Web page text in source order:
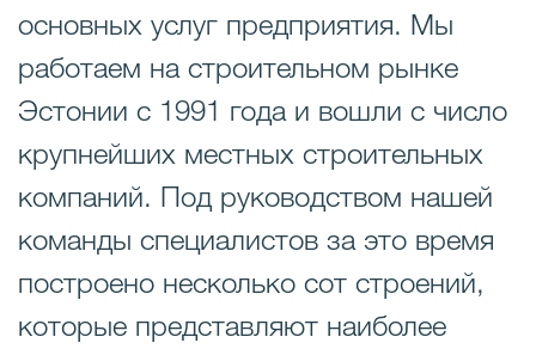
основных услуг предприятия. Мы
работаем на строительном рынке
Эстонии с 1991 года и вошли с число
крупнейших местных строительных
компаний. Под руководством нашей
команды специалистов за это время
построено несколько сот строений,
которые представляют наиболее